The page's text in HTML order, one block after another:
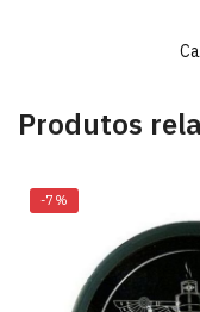
Produtos
-7%